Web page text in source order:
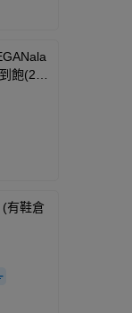
飽(2張
有鞋倉